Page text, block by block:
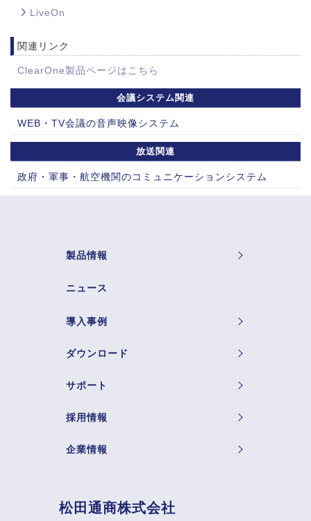
LiveOn
関連リンク
ClearOne製品ページはこちら
会議システム関連
WEB・TV会議の音声映像システム
放送関連
政府・軍事・航空機関のコミュニケーションシステム
製品情報
ニュース
導入事例
ダウンロード
サポート
採用情報
企業情報
松田通商株式会社